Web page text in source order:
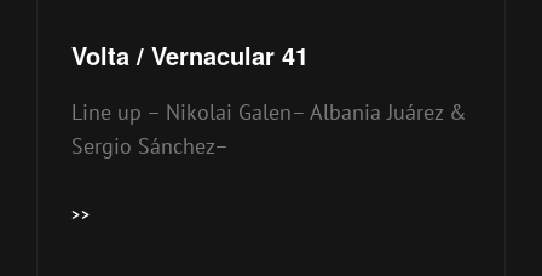
Volta / Vernacular 41
Line up – Nikolai Galen– Albania Juárez &
Sergio Sánchez–
>>VOLTA